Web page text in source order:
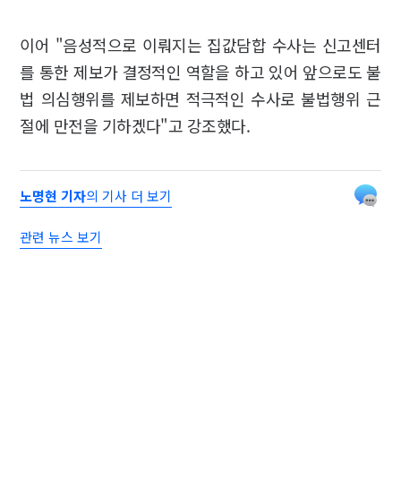
이어 "음성적으로 이뤄지는 집값담합 수사는 신고센터
를 통한 제보가 결정적인 역할을 하고 있어 앞으로도 불
법 의심행위를 제보하면 적극적인 수사로 불법행위 근
절에 만전을 기하겠다"고 강조했다.
노명현 기자의 기사 더 보기
관련 뉴스 보기